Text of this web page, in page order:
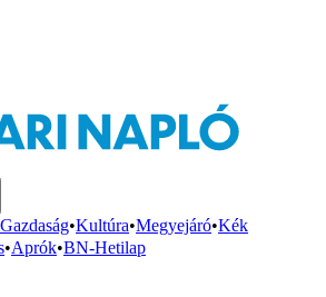
Gazdaság•Kultúra•Megyejáró•Kék
•Aprók•BN-Hetilap